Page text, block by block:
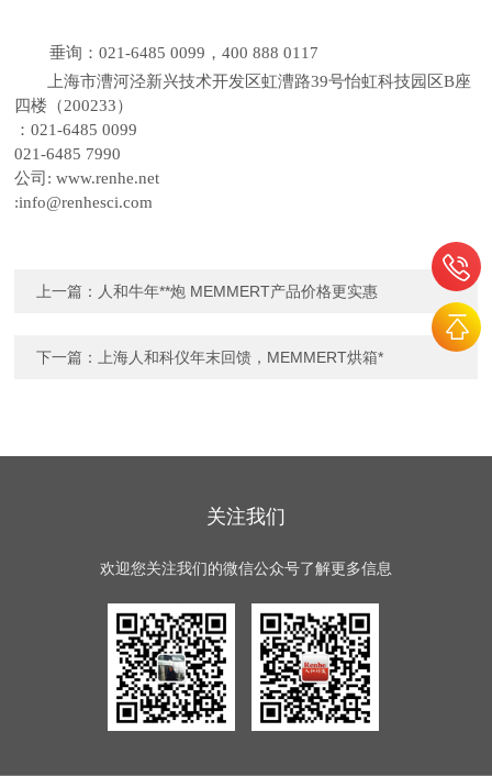
垂询：021-6485 0099 ，400 888 0117
上海市漕河泾新兴技术开发区虹漕路39号怡虹科技园区B座
四楼（200233）
：021-6485 0099
021-6485 7990
公司: www.renhe.net
:info@renhesci.com
上一篇： 人和牛年**炮 MEMMERT产品价格更实惠
下一篇： 上海人和科仪年末回馈，MEMMERT烘箱*
关注我们
欢迎您关注我们的微信公众号了解更多信息